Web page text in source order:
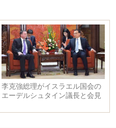
コービーの引退試合：レイカー
ズはジャズに勝ち